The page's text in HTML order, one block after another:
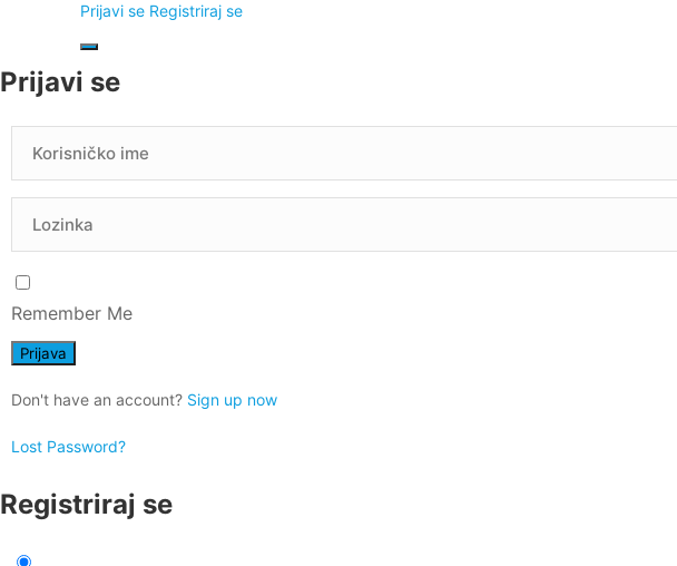
Prijavi se Registriraj se
Prijavi se
Remember Me
Don't have an account? Sign up now
Lost Password?
Registriraj se